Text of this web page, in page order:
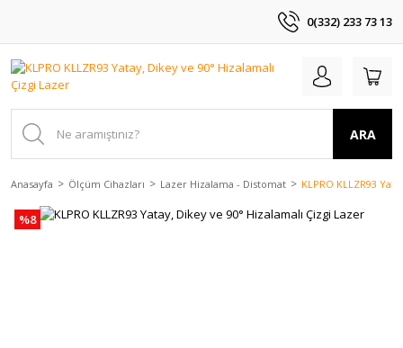
0(332) 233 73 13
ARA
Anasayfa Ölçüm Cihazları Lazer Hizalama - Distomat KLPRO KLLZR93
%8